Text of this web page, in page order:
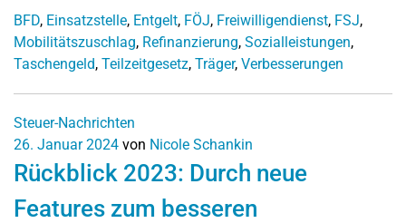
BFD, Einsatzstelle, Entgelt, FÖJ, Freiwilligendienst, FSJ,
Mobilitätszuschlag, Refinanzierung, Sozialleistungen,
Taschengeld, Teilzeitgesetz, Träger, Verbesserungen
Steuer-Nachrichten
26. Januar 2024 von Nicole Schankin
Rückblick 2023: Durch neue
Features zum besseren